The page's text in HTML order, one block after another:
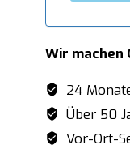
Wir
24
Über 50
Vor-Ort-